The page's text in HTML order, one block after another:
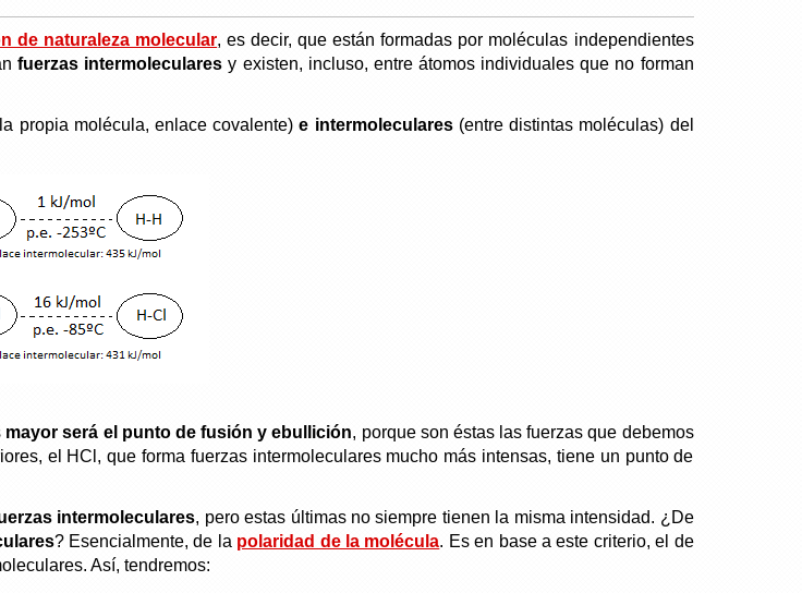
de naturaleza molecular, es decir, que están formadas por moléculas independientes
fuerzas intermoleculares y existen, incluso, entre átomos individuales que no forman
propia molécula, enlace covalente) e intermoleculares(entre distintas moléculas) del
mayor será el punto de fusión y ebullición, porque son éstas las fuerzas que debemos
el HCl, que forma fuerzas intermoleculares mucho más intensas, tiene un punto de
intermoleculares, pero estas últimas no siempre tienen la misma intensidad. ¿De
? Esencialmente, de la polaridad de la molécula. Es en base a este criterio, el de
Así, tendremos: